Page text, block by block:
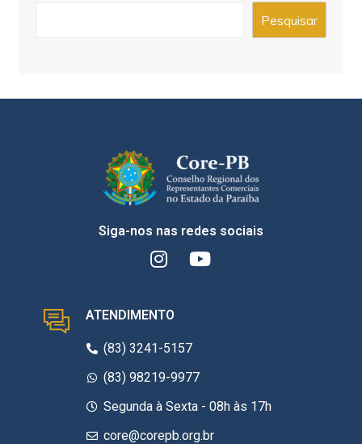
Pesquisar
Siga-nos nas redes sociais
ATENDIMENTO
(83) 3241-5157
(83) 98219-9977
Segunda à Sexta - 08h às 17h
core@corepb.org.br